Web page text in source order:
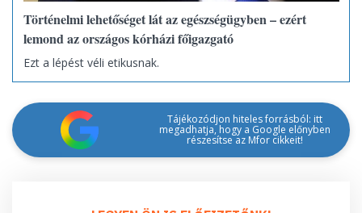
Történelmi lehetőséget lát az egészségügyben – ezért
lemond az országos kórházi főigazgató
Ezt a lépést véli etikusnak.
Tájékozódjon hiteles forrásból: itt
megadhatja, hogy a Google előnyben
részesítse az Mfor cikkeit!